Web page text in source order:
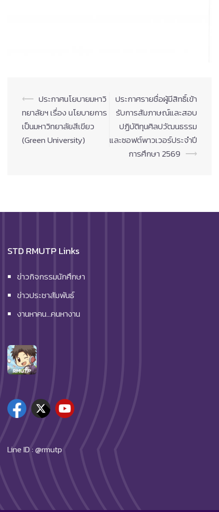
Post
navigation
⟵ ประกาศนโยบายมหาวิ
ทยาลัยฯ เรื่อง นโยบายการ
เป็นมหาวิทยาลัยสีเขียว
(Green University)
ประกาศรายชื่อผู้มีสิทธิ์เข้า
รับการสัมภาษณ์และสอบ
ปฏิบัติทุนศิลปวัฒนธรรม
และซอฟต์พาวเวอร์ประจำปี
การศึกษา 2569 ⟶
STD RMUTP Links
ข่าวกิจกรรมนักศึกษา
ข่าวประชาสัมพันธ์
งานหาคน…คนหางาน
Line ID : @rmutp